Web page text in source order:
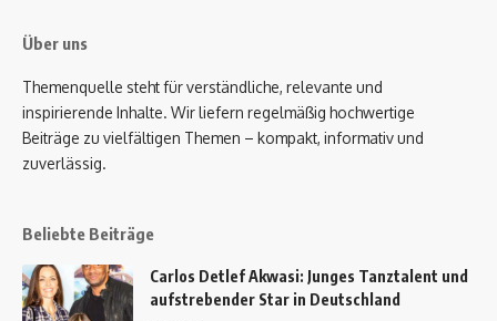
Über uns
Themenquelle steht für verständliche, relevante und
inspirierende Inhalte. Wir liefern regelmäßig hochwertige
Beiträge zu vielfältigen Themen – kompakt, informativ und
zuverlässig.
Beliebte Beiträge
Carlos Detlef Akwasi: Junges Tanztalent und
aufstrebender Star in Deutschland